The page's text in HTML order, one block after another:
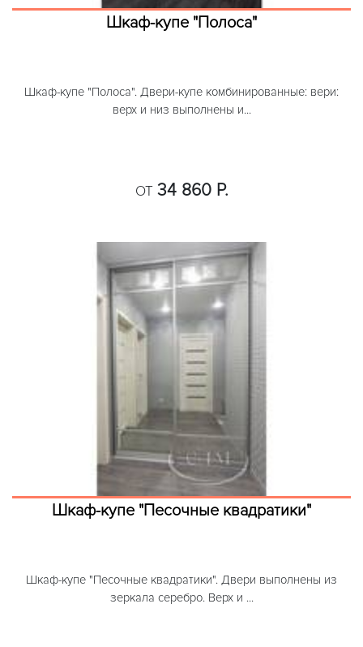
Шкаф-купе "Полоса"
Шкаф-купе "Полоса". Двери-купе комбинированные: вери:
верх и низ выполнены и...
ОТ 34 860 Р.
Шкаф-купе "Песочные квадратики"
Шкаф-купе "Песочные квадратики". Двери выполнены из
зеркала серебро. Верх и ...